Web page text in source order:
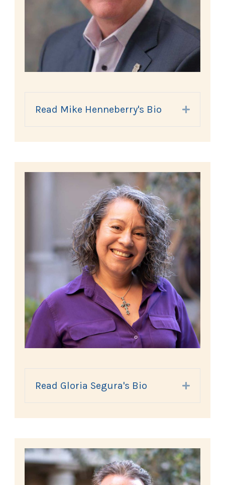
Read Mike Henneberry's Bio Expand
Read Gloria Segura's Bio Expand